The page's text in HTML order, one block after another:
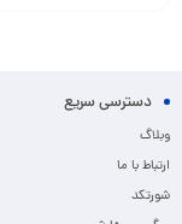
دسترسی سریع
وبلاگ
ارتباط با ما
شورتکد